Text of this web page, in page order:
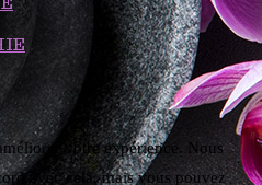
votre expérience. Nous
avec cela, mais vous pouvez